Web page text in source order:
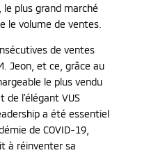
le plus grand marché
le volume de ventes.
de ventes
Jeon, et ce, grâce au
le plus vendu
de l’élégant VUS
a été essentiel
de COVID-19,
à réinventer sa